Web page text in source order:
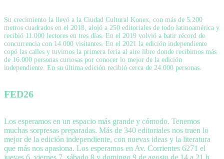
Su crecimiento la llevó a la Ciudad Cultural Konex, con más de 5.200
metros cuadrados en el 2018, alojó a 250 editoriales de todo latinoamérica y
recibió 11.000 lectores en tres días. En el 2019 volvió a batir récord de
concurrencia con 14.000 visitantes. En el 2021 la edición independiente
copó las calles y tuvimos la primera feria al aire libre donde recibimos más
de 16.000 personas curiosas por conocer lo mejor de la edición
independiente. En su última edición recibió cerca de 24.000 personas.
FED26
Los esperamos en un espacio más grande y cómodo. Tenemos
muchas sorpresas preparadas. Más de 340 editoriales nos traen lo
mejor de la edición independiente, con nuevas ideas y la literatura
que más nos apasiona. Los esperamos en Av. Corrientes 6271 el
jueves 6, viernes 7, sábado 8 y domingo 9 de agosto de 14 a 21 h